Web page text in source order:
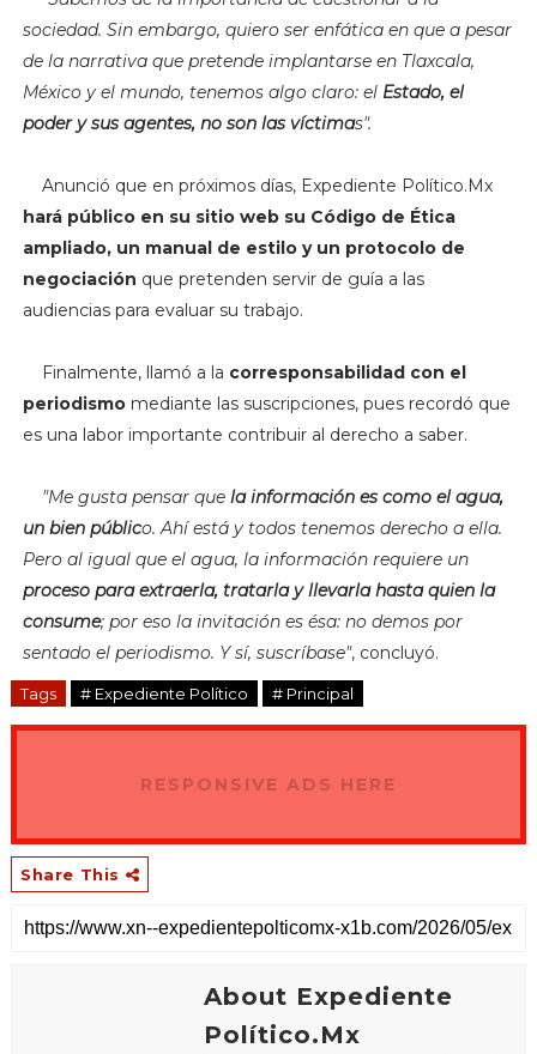
sociedad. Sin embargo, quiero ser enfática en que a pesar
de la narrativa que pretende implantarse en Tlaxcala,
México y el mundo, tenemos algo claro: el Estado, el
poder y sus agentes, no son las víctimas".
Anunció que en próximos días, Expediente Político.Mx
hará público en su sitio web su Código de Ética
ampliado, un manualde estilo y un protocolo de
negociación que pretenden servir de guía a las
audiencias para evaluar su trabajo.
Finalmente, llamó a la corresponsabilidad con el
periodismo mediante las suscripciones, pues recordó que
es una labor importante contribuir al derecho a saber.
"Me gusta pensar quela información es como el agua,
un bien público. Ahí está y todos tenemos derecho a ella.
Pero al igual que el agua, la información requiere un
proceso para extraerla, tratarla y llevarla hasta quien la
consume; por eso la invitación es ésa: no demos por
sentado el periodismo. Y sí, suscríbase", concluyó.
Tags # Expediente Político # Principal
RESPONSIVE ADS HERE
Share This
About Expediente
Político.Mx